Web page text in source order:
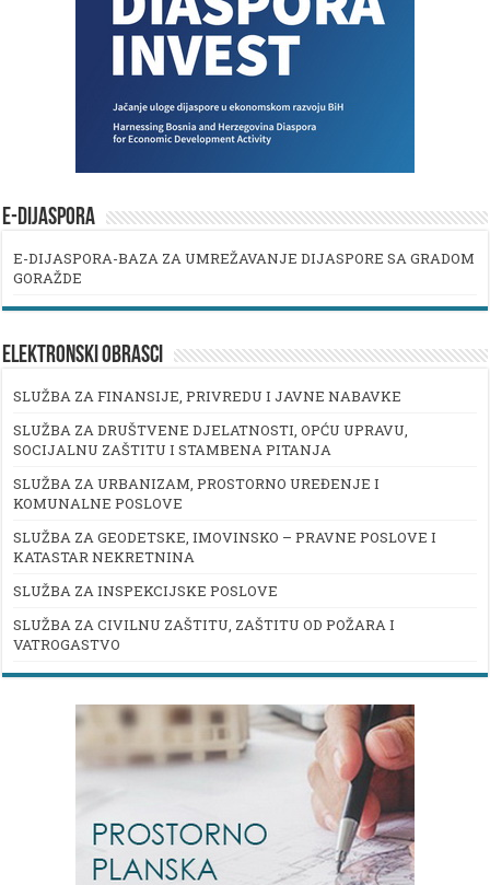
E-DIJASPORA
E-DIJASPORA-BAZA ZA UMREŽAVANJE DIJASPORE SA GRADOM
GORAŽDE
ELEKTRONSKI OBRASCI
SLUŽBA ZA FINANSIJE, PRIVREDU I JAVNE NABAVKE
SLUŽBA ZA DRUŠTVENE DJELATNOSTI, OPĆU UPRAVU,
SOCIJALNU ZAŠTITU I STAMBENA PITANJA
SLUŽBA ZA URBANIZAM, PROSTORNO UREĐENJE I
KOMUNALNE POSLOVE
SLUŽBA ZA GEODETSKE, IMOVINSKO – PRAVNE POSLOVE I
KATASTAR NEKRETNINA
SLUŽBA ZA INSPEKCIJSKE POSLOVE
SLUŽBA ZA CIVILNU ZAŠTITU, ZAŠTITU OD POŽARA I
VATROGASTVO